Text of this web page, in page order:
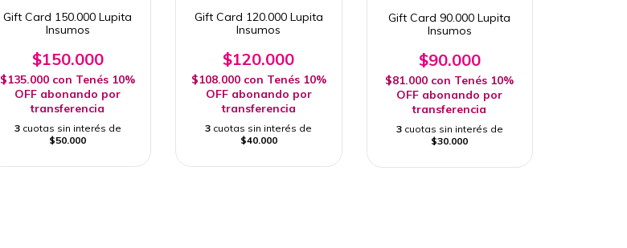
Gift Card 150.000 Lupita
Insumos
$150.000
$135.000 con Tenés 10%
OFF abonando por
transferencia
3 cuotas sin interés de
$50.000
Gift Card 120.000 Lupita
Insumos
$120.000
$108.000 con Tenés 10%
OFF abonando por
transferencia
3 cuotas sin interés de
$40.000
Gift Card 90.000 Lupita
Insumos
$90.000
$81.000 con Tenés 10%
OFF abonando por
transferencia
3 cuotas sin interés de
$30.000